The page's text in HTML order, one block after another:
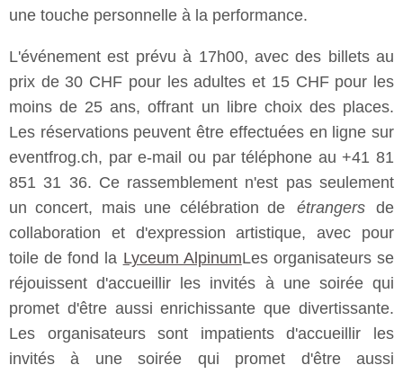
une touche personnelle à la performance.
L'événement est prévu à 17h00, avec des billets au
prix de 30 CHF pour les adultes et 15 CHF pour les
moins de 25 ans, offrant un libre choix des places.
Les réservations peuvent être effectuées en ligne sur
eventfrog.ch, par e-mail ou par téléphone au +41 81
851 31 36. Ce rassemblement n'est pas seulement
un concert, mais une célébration de
étrangers
de
collaboration et d'expression artistique, avec pour
toile de fond la Lyceum AlpinumLes organisateurs se
réjouissent d'accueillir les invités à une soirée qui
promet d'être aussi enrichissante que divertissante.
Les organisateurs sont impatients d'accueillir les
invités à une soirée qui promet d'être aussi